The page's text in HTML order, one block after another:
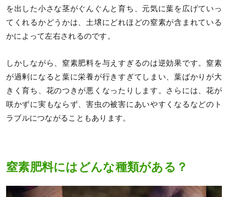
を出した小さな茎がぐんぐんと育ち、元気に葉を広げていっ
てくれるかどうかは、土壌にどれほどの窒素が含まれている
かによって左右されるのです。
しかしながら、窒素肥料を与えすぎるのは逆効果です。窒素
が過剰になると葉に栄養が行きすぎてしまい、葉ばかりが大
きく育ち、花のつきが悪くなったりします。さらには、花が
咲かずに実もならず、害虫の被害にあいやすくなるなどのト
ラブルにつながることもあります。
窒素肥料にはどんな種類がある？